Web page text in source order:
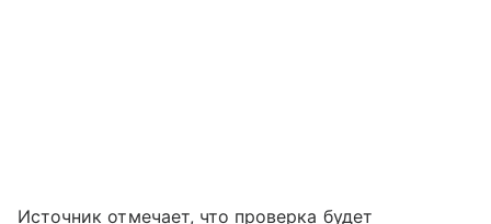
Источник отмечает, что проверка будет